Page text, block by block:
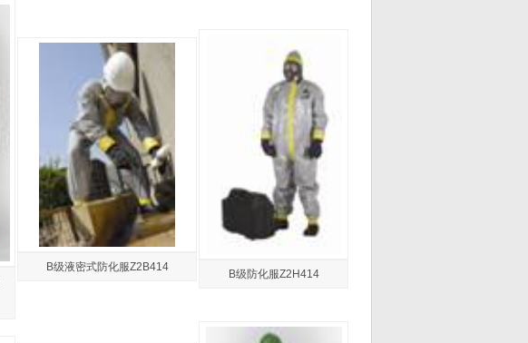
B级液密式防化服Z2B414
B级防化服Z2H414